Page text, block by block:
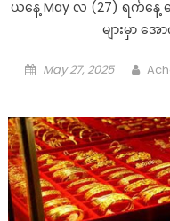
ယနေ့ May လ (27) ရက်နေ့ န
များမှာ အ
Posted
May 27, 2025